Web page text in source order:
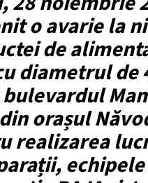
o avarie la
de
diametrul de
bulevardul
orașul
realizarea